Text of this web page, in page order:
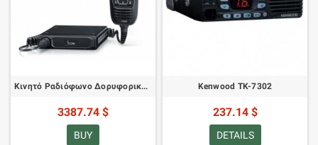
Κινητό Ραδιόφωνο Δορυφορικής Επικοινωνίας IC-SAT100M PTT
3387.74 $
BUY
Kenwood TK-7302
237.14 $
DETAILS